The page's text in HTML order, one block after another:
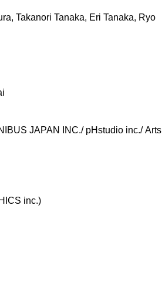
Takanori Tanaka, Eri Tanaka, Ryo
JAPAN INC./ pHstudio inc./ Arts
inc.)